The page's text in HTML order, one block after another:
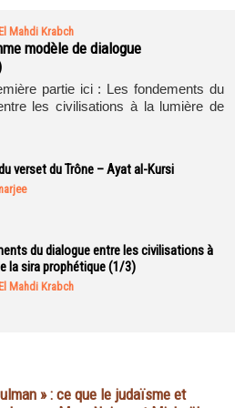
Mahdi Krabch
modèle de dialogue
partie ici : Les fondements du
les civilisations à la lumière de
verset du Trône – Ayat al-Kursi
du dialogue entre les civilisations à
la sira prophétique (1/3)
Mahdi Krabch
» : ce que le judaïsme et